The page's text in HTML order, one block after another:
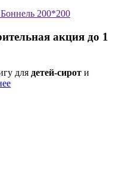
акция до 1
для детей-сирот и